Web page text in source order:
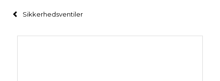
Sikkerhedsventiler